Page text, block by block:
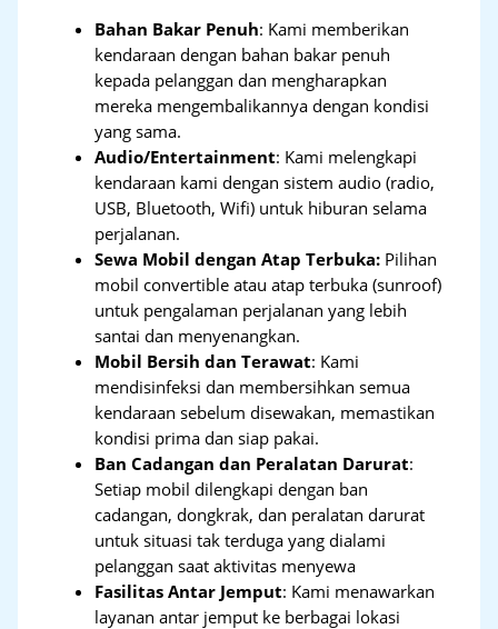
Bahan Bakar Penuh: Kami memberikan
kendaraan dengan bahan bakar penuh
kepada pelanggan dan mengharapkan
mereka mengembalikannya dengan kondisi
yang sama.
Audio/Entertainment: Kami melengkapi
kendaraan kami dengan sistem audio (radio,
USB, Bluetooth, Wifi) untuk hiburan selama
perjalanan.
Sewa Mobil dengan Atap Terbuka: Pilihan
mobil convertible atau atap terbuka (sunroof)
untuk pengalaman perjalanan yang lebih
santai dan menyenangkan.
Mobil Bersih dan Terawat: Kami
mendisinfeksi dan membersihkan semua
kendaraan sebelum disewakan, memastikan
kondisi prima dan siap pakai.
Ban Cadangan dan Peralatan Darurat:
Setiap mobil dilengkapi dengan ban
cadangan, dongkrak, dan peralatan darurat
untuk situasi tak terduga yang dialami
pelanggan saat aktivitas menyewa
Fasilitas Antar Jemput: Kami menawarkan
layanan antar jemput ke berbagai lokasi